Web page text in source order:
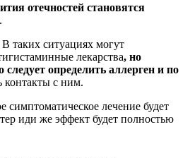
отечностей становятся
.
В таких ситуациях могут
лекарства, но
следует определить аллерген и по
контакты с ним.
симптоматическое лечение будет
иди же эффект будет полностью